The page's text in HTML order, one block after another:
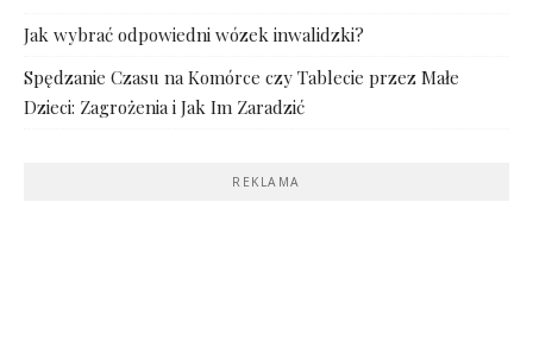
Jak wybrać odpowiedni wózek inwalidzki?
Spędzanie Czasu na Komórce czy Tablecie przez Małe
Dzieci: Zagrożenia i Jak Im Zaradzić
REKLAMA